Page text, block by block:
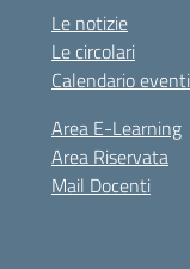
Le notizie
Le circolari
Calendario eventi
Area E-Learning
Area Riservata
Mail Docenti